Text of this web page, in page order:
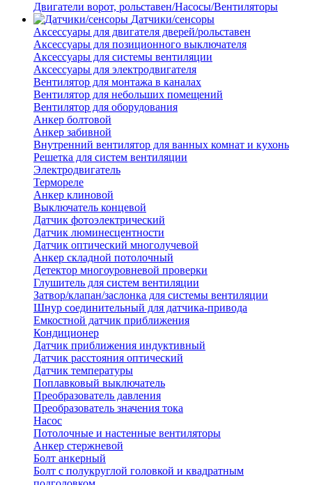
Двигатели ворот, рольставен/Насосы/Вентиляторы
Датчики/сенсоры
Аксессуары для двигателя дверей/рольставен
Аксессуары для позиционного выключателя
Аксессуары для системы вентиляции
Аксессуары для электродвигателя
Вентилятор для монтажа в каналах
Вентилятор для небольших помещений
Вентилятор для оборудования
Анкер болтовой
Анкер забивной
Внутренний вентилятор для ванных комнат и кухонь
Решетка для систем вентиляции
Электродвигатель
Термореле
Анкер клиновой
Выключатель концевой
Датчик фотоэлектрический
Датчик люминесцентности
Датчик оптический многолучевой
Анкер складной потолочный
Детектор многоуровневой проверки
Глушитель для систем вентиляции
Затвор/клапан/заслонка для системы вентиляции
Шнур соединительный для датчика-привода
Емкостной датчик приближения
Кондиционер
Датчик приближения индуктивный
Датчик расстояния оптический
Датчик температуры
Поплавковый выключатель
Преобразователь давления
Преобразователь значения тока
Насос
Потолочные и настенные вентиляторы
Анкер стержневой
Болт анкерный
Болт с полукруглой головкой и квадратным